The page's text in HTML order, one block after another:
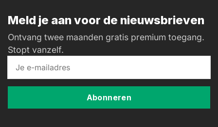
Meld je aan voor de nieuwsbrieven
Ontvang twee maanden gratis premium toegang.
Stopt vanzelf.
Abonneren